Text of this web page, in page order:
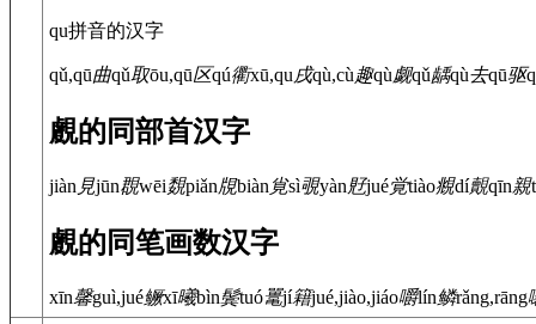
qu拼音的汉字
qǔ,qū曲qǔ取ōu,qū区qú衢xū,qu戌qù,cù趣qù觑qǔ龋qù去qū驱
覻的同部首汉字
jiàn 見jūn覠wēi覣piǎn覑biàn 覍sì覗yàn覎jué覚tiào覜dí覿qīn親
覻的同笔画数汉字
xīn馨guì,jué鳜xī曦bìn鬓tuó鼍jí籍jué,jiào,jiáo嚼lín鳞rǎng,rāng